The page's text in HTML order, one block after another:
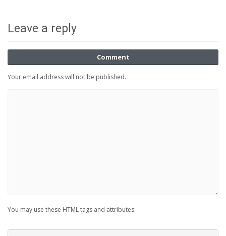
Leave a reply
Comment
Your email address will not be published.
You may use these HTML tags and attributes: